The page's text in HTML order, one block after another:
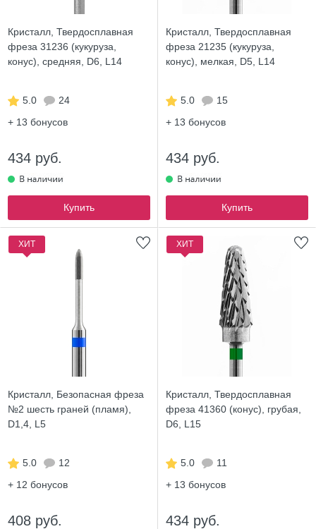
Кристалл, Твердосплавная
фреза 31236 (кукуруза,
конус), средняя, D6, L14
5.0
24
+ 13 бонусов
434 руб.
Купить
Кристалл, Твердосплавная
фреза 21235 (кукуруза,
конус), мелкая, D5, L14
5.0
15
+ 13 бонусов
434 руб.
Купить
ХИТ
Кристалл, Безопасная фреза
№2 шесть граней (пламя),
D1,4, L5
5.0
12
+ 12 бонусов
408 руб.
ХИТ
Кристалл, Твердосплавная
фреза 41360 (конус), грубая,
D6, L15
5.0
11
+ 13 бонусов
434 руб.